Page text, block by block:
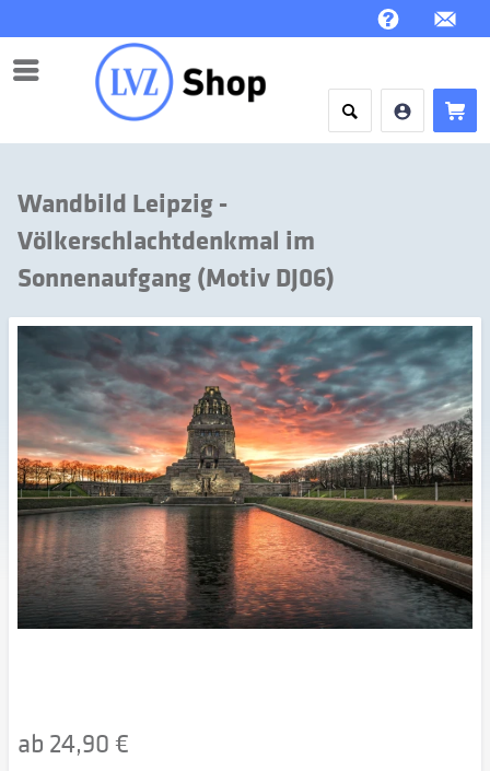
Menü
Wandbild Leipzig -
Völkerschlachtdenkmal im
Sonnenaufgang (Motiv DJ06)
ab 24,90 €